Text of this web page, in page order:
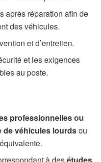
après réparation afin de
des véhicules.
et d’entretien.
et les exigences
au poste.
professionnelles ou
de véhicules lourdsou
à desétudes